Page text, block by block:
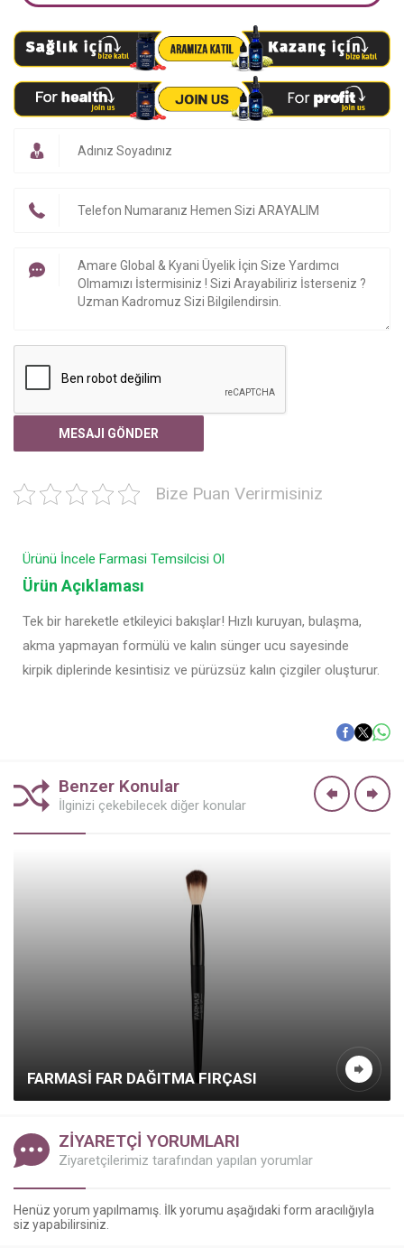
Bize Puan Verirmisiniz
Ürünü İncele Farmasi Temsilcisi Ol
Ürün Açıklaması
Tek bir hareketle etkileyici bakışlar! Hızlı kuruyan, bulaşma,
akma yapmayan formülü ve kalın sünger ucu sayesinde
kirpik diplerinde kesintisiz ve pürüzsüz kalın çizgiler oluşturur.
Benzer Konular
İlginizi çekebilecek diğer konular
FARMASI FAR DAĞITMA FIRÇASI
ZİYARETÇİ YORUMLARI
Ziyaretçilerimiz tarafından yapılan yorumlar
Henüz yorum yapılmamış. İlk yorumu aşağıdaki form aracılığıyla
siz yapabilirsiniz.